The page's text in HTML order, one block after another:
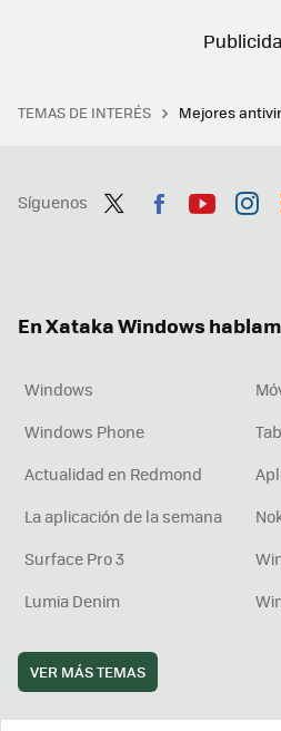
TEMAS DE INTERÉS Mejores
Síguenos
En Xataka Windows
Windows
Windows Phone
Actualidad en Redmond
La aplicación de la semana
Surface Pro 3
Lumia Denim
VER MÁS TEMAS